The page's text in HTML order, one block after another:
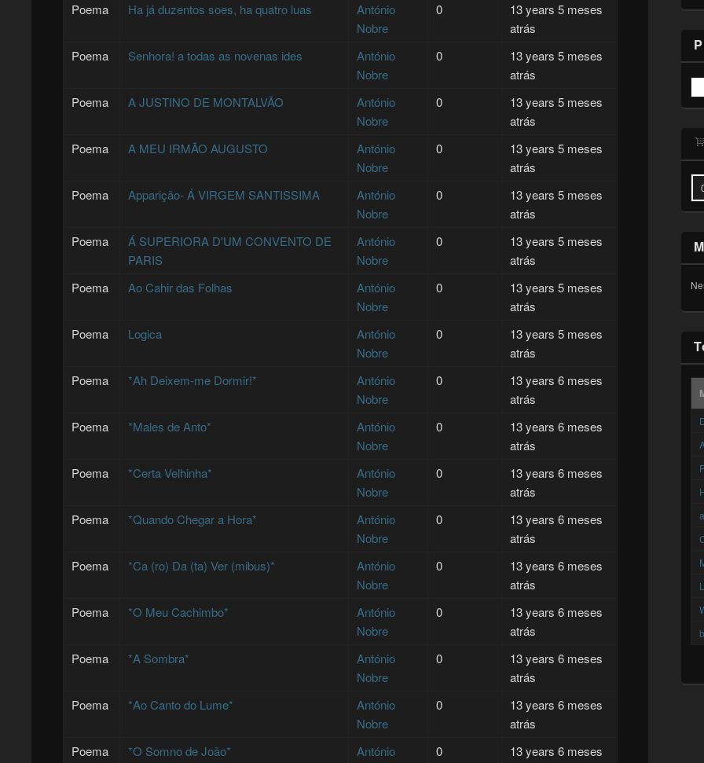
Poema Ha já duzentos soes, ha quatro luas
António
Nobre
0
13 years 5 meses
atrás
Poema
Senhora! a todas as novenas ides
António
Nobre
0
13 years 5 meses
atrás
Poema
A JUSTINO DE MONTALVÃO
António
Nobre
0
13 years 5 meses
atrás
Poema
A MEU IRMÃO AUGUSTO
António
Nobre
0
13 years 5 meses
atrás
Poema
Apparição- Á VIRGEM SANTISSIMA
António
Nobre
0
13 years 5 meses
atrás
Poema
Á SUPERIORA D'UM CONVENTO DE
PARIS
António
Nobre
0
13 years 5 meses
atrás
Poema
Ao Cahir das Folhas
António
Nobre
0
13 years 5 meses
atrás
Poema
Logica
António
Nobre
0
13 years 5 meses
atrás
Poema
*Ah Deixem-me Dormir!*
António
Nobre
0
13 years 6 meses
atrás
Poema
*Males de Anto*
António
Nobre
0
13 years 6 meses
atrás
Poema
*Certa Velhinha*
António
Nobre
0
13 years 6 meses
atrás
Poema
*Quando Chegar a Hora*
António
Nobre
0
13 years 6 meses
atrás
Poema
*Ca (ro) Da (ta) Ver (mibus)*
António
Nobre
0
13 years 6 meses
atrás
Poema
*O Meu Cachimbo*
António
Nobre
0
13 years 6 meses
atrás
Poema
*A Sombra*
António
Nobre
0
13 years 6 meses
atrás
Poema
*Ao Canto do Lume*
António
Nobre
0
13 years 6 meses
atrás
Poema
*O Somno de João*
António
0
13 years 6 meses